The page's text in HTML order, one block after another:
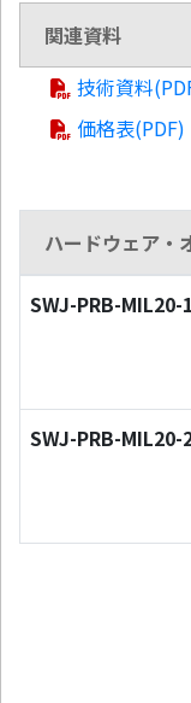
関連資料
技術資料
価格表(PDF)
ハードウェア・
SWJ-PRB-MIL20-
SWJ-PRB-MIL20-